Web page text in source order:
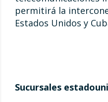
permitirá la
Estados Unidos y
Sucursales